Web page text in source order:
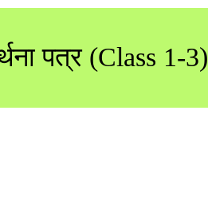
पत्र (Class 1-3)